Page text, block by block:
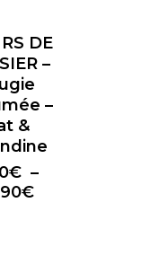
DE
–
–
&
€ –
€Plage